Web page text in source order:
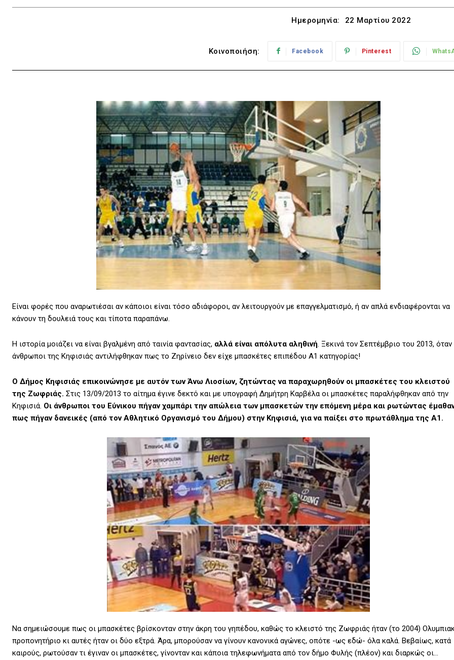
Ημερομηνία: 22 Μαρτίου 2022
Κοινοποιήση: Facebook Pinterest
Είναι φορές που αναρωτιέσαι αν κάποιοι είναι τόσο αδιάφοροι, αν λειτουργούν με επαγγελματισμό, ή αν απλά ενδιαφέρονται να
κάνουν τη δουλειά τους και τίποτα παραπάνω.
Η ιστορία μοιάζει να είναι βγαλμένη από ταινία φαντασίας, αλλά είναι απόλυτα αληθινή. Ξεκινά τον Σεπτέμβριο του 2013, όταν
άνθρωποι της Κηφισιάς αντιλήφθηκαν πως το Ζηρίνειο δεν είχε μπασκέτες επιπέδου Α1 κατηγορίας!
Ο Δήμος Κηφισιάς επικοινώνησε με αυτόν των Άνω Λιοσίων, ζητώντας να παραχωρηθούν οι μπασκέτες του κλειστού
της Ζωφριάς. Στις 13/09/2013 το αίτημα έγινε δεκτό και με υπογραφή Δημήτρη Καρβέλα οι μπασκέτες παραλήφθηκαν από την
Κηφισιά. Οι άνθρωποι του Εύνικου πήγαν χαμπάρι την απώλεια των μπασκετών την επόμενη μέρα και ρωτώντας
πως πήγαν δανεικές (από τον Αθλητικό Οργανισμό του Δήμου) στην Κηφισιά, για να παίξει στο πρωτάθλημα της Α1.
Να σημειώσουμε πως οι μπασκέτες βρίσκονταν στην άκρη του γηπέδου, καθώς το κλειστό της Ζωφριάς ήταν (το 2004)
προπονητήριο κι αυτές ήταν οι δύο εξτρά. Άρα, μπορούσαν να γίνουν κανονικά αγώνες, οπότε -ως εδώ- όλα καλά. Βεβαίως, κατά
καιρούς, ρωτούσαν τι έγιναν οι μπασκέτες, γίνονταν και κάποια τηλεφωνήματα από τον δήμο Φυλής (πλέον) και διαρκώς οι…